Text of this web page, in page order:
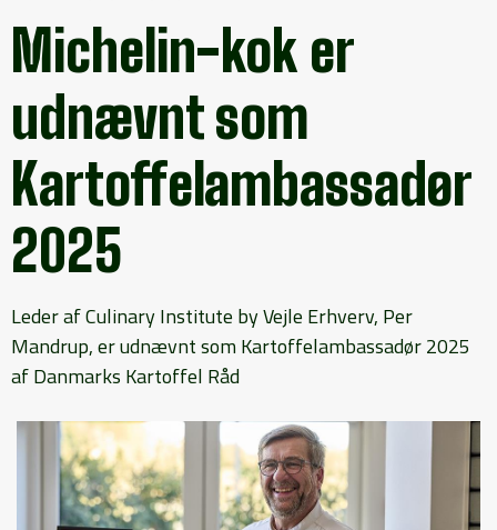
Michelin-kok er
udnævnt som
Kartoffelambassadør
2025
Leder af Culinary Institute by Vejle Erhverv, Per
Mandrup, er udnævnt som Kartoffelambassadør 2025
af Danmarks Kartoffel Råd